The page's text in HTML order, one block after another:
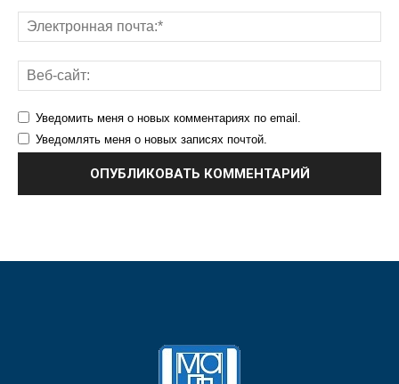
Уведомить меня о новых комментариях по email.
Уведомлять меня о новых записях почтой.